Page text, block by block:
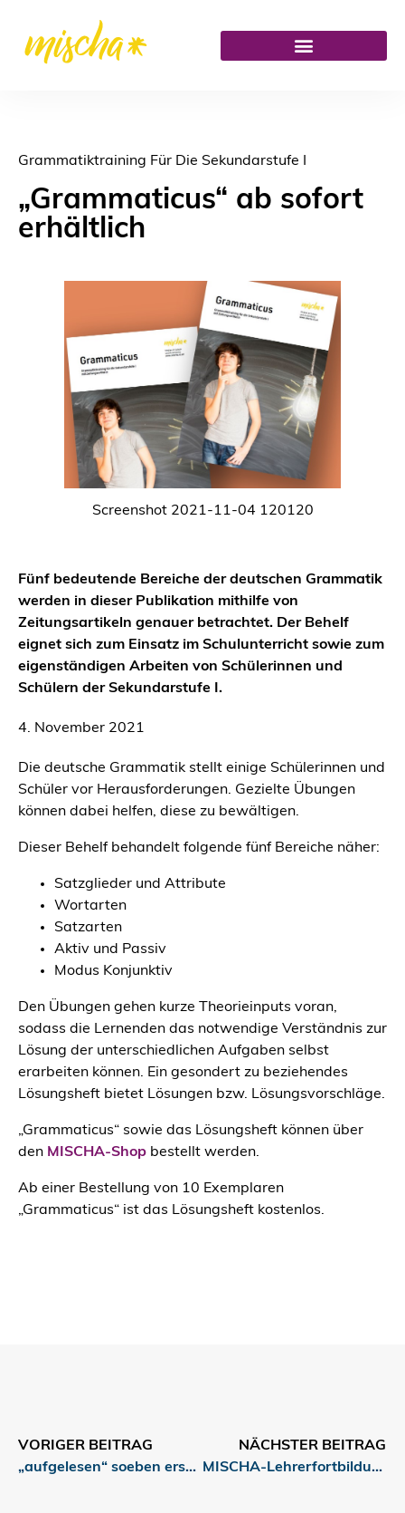
Grammatiktraining Für Die Sekundarstufe I
„Grammaticus“ ab sofort
erhältlich
Fünf bedeutende Bereiche der deutschen Grammatik
werden in dieser Publikation mithilfe von
Zeitungsartikeln genauer betrachtet. Der Behelf
eignet sich zum Einsatz im Schulunterricht sowie zum
eigenständigen Arbeiten von Schülerinnen und
Schülern der Sekundarstufe I.
4. November 2021
Die deutsche Grammatik stellt einige Schülerinnen und
Schüler vor Herausforderungen. Gezielte Übungen
können dabei helfen, diese zu bewältigen.
Dieser Behelf behandelt folgende fünf Bereiche näher:
Satzglieder und Attribute
Wortarten
Satzarten
Aktiv und Passiv
Modus Konjunktiv
Den Übungen gehen kurze Theorieinputs voran,
sodass die Lernenden das notwendige Verständnis zur
Lösung der unterschiedlichen Aufgaben selbst
erarbeiten können. Ein gesondert zu beziehendes
Lösungsheft bietet Lösungen bzw. Lösungsvorschläge.
„Grammaticus“ sowie das Lösungsheft können über
den MISCHA-Shop bestellt werden.
Ab einer Bestellung von 10 Exemplaren
„Grammaticus“ ist das Lösungsheft kostenlos.
Screenshot 2021-11-04 120120
VORIGER BEITRAG
„aufgelesen“ soeben erschienen
NÄCHSTER BEITRAG
MISCHA-Lehrerfortbildungsprogramm mit Schwerpunkt digitale Medien